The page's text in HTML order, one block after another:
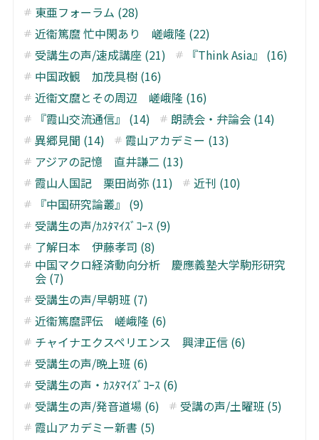
東亜フォーラム (28)
近衞篤麿 忙中閑あり 嵯峨隆 (22)
受講生の声/速成講座 (21)
『Think Asia』 (16)
中国政観 加茂具樹 (16)
近衞文麿とその周辺 嵯峨隆 (16)
『霞山交流通信』 (14)
朗読会・弁論会 (14)
異郷見聞 (14)
霞山アカデミー (13)
アジアの記憶 直井謙二 (13)
霞山人国記 栗田尚弥 (11)
近刊 (10)
『中国研究論叢』 (9)
受講生の声/ｶｽﾀﾏｲｽﾞｺｰｽ (9)
了解日本 伊藤孝司 (8)
中国マクロ経済動向分析 慶應義塾大学駒形研究
会 (7)
受講生の声/早朝班 (7)
近衞篤麿評伝 嵯峨隆 (6)
チャイナエクスペリエンス 興津正信 (6)
受講生の声/晩上班 (6)
受講生の声・ｶｽﾀﾏｲｽﾞｺｰｽ (6)
受講生の声/発音道場 (6)
受講の声/土曜班 (5)
霞山アカデミー新書 (5)